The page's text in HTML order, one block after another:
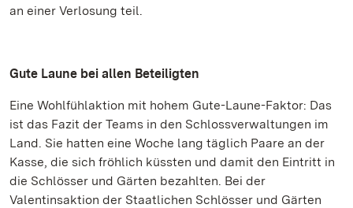
an einer Verlosung teil.
Gute Laune bei allen Beteiligten
Eine Wohlfühlaktion mit hohem Gute-Laune-Faktor: Das
ist das Fazit der Teams in den Schlossverwaltungen im
Land. Sie hatten eine Woche lang täglich Paare an der
Kasse, die sich fröhlich küssten und damit den Eintritt in
die Schlösser und Gärten bezahlten. Bei der
Valentinsaktion der Staatlichen Schlösser und Gärten